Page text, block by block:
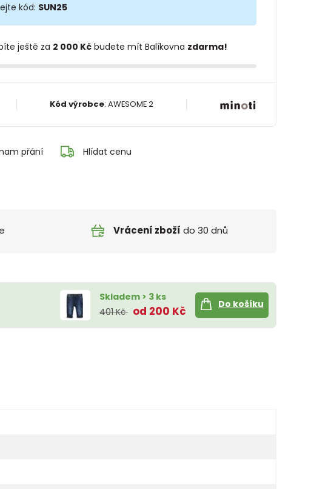
kód: SUN25
ještě za 2 000 Kčbudete mít Balíkovna zdarma!
Kód výrobce: AWESOME 2
přání Hlídat cenu
Vrácení zboží do 30 dnů
Skladem > 3 ks
401 Kč od 200 Kč
Do košíku